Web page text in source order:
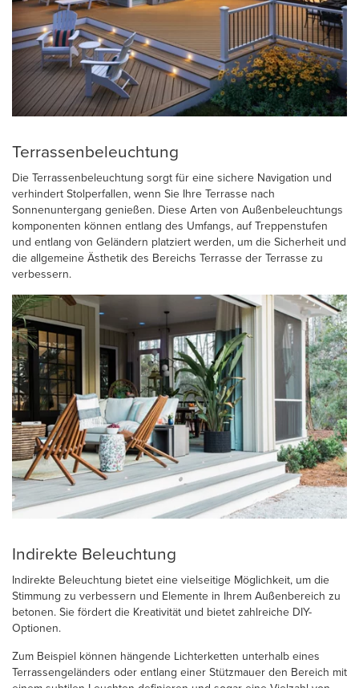
Terrassenbeleuchtung
Die Terrassenbeleuchtung sorgt für eine sichere Navigation und
verhindert Stolperfallen, wenn Sie Ihre Terrasse nach
Sonnenuntergang genießen. Diese Arten von Außenbeleuchtungs
komponenten können entlang des Umfangs, auf Treppenstufen
und entlang von Geländern platziert werden, um die Sicherheit und
die allgemeine Ästhetik des Bereichs Terrasse der Terrasse zu
verbessern.
Indirekte Beleuchtung
Indirekte Beleuchtung bietet eine vielseitige Möglichkeit, um die
Stimmung zu verbessern und Elemente in Ihrem Außenbereich zu
betonen. Sie fördert die Kreativität und bietet zahlreiche DIY-
Optionen.
Zum Beispiel können hängende Lichterketten unterhalb eines
Terrassengeländers oder entlang einer Stützmauer den Bereich mit